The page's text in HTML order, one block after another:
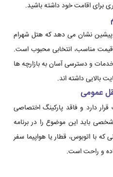
برای اقامت خود داشته باشید.
پیشین نشان می دهد که هتل شهرام
قیمت مناسب، انتخابی محبوب است.
و دسترسی آسان به بازارچه ها
بالایی داشته اند.
عمومی
دارد و فاقد پارکینگ اختصاصی
باید این موضوع را در برنامه
که با اتوبوس، قطار یا هواپیما سفر
و راحت است.